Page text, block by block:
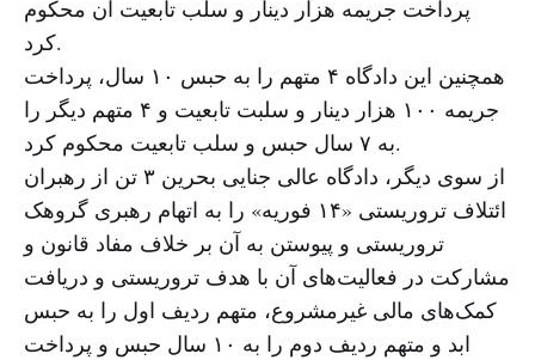
پرداخت جریمه هزار دینار و سلب تابعیت آن محکوم
کرد.
همچنین این دادگاه ۴ متهم را به حبس ۱۰ سال، پرداخت
جریمه ۱۰۰ هزار دینار و سلبت تابعیت و ۴ متهم دیگر را
به ۷ سال حبس و سلب تابعیت محکوم کرد.
از سوی دیگر، دادگاه عالی جنایی بحرین ۳ تن از رهبران
ائتلاف تروریستی «۱۴ فوریه» را به اتهام رهبری گروهک
تروریستی و پیوستن به آن بر خلاف مفاد قانون و
مشارکت در فعالیت‌های آن با هدف تروریستی و دریافت
کمک‌های مالی غیرمشروع، متهم ردیف اول را به حبس
ابد و متهم ردیف دوم را به ۱۰ سال حبس و پرداخت